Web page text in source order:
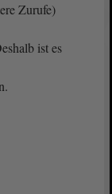
Zurufe)
ist es